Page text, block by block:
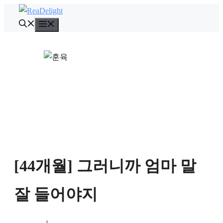
뉴
[44개월] 그러니까 엄마 말
잘 들어야지